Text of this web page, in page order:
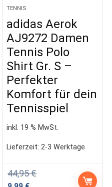
TENNIS
adidas Aerok
AJ9272 Damen
Tennis Polo
Shirt Gr. S –
Perfekter
Komfort für dein
Tennisspiel
44,95€
inkl. 19 % MwSt.
Lieferzeit:2-3 Werktage